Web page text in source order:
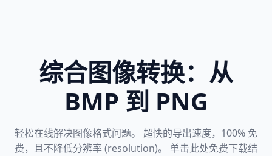
综合图像转换：从
BMP 到 PNG
轻松在线解决图像格式问题。 超快的导出速度，100% 免
费，且不降低分辨率 (resolution)。 单击此处免费下载结